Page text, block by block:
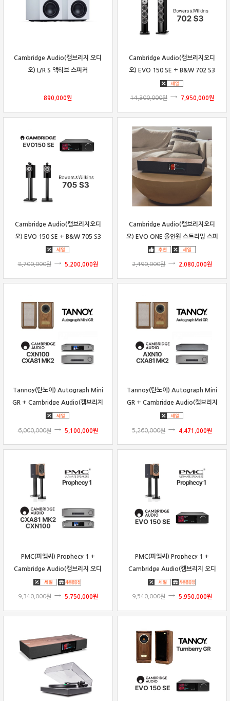
Cambridge Audio(캠브리지 오디
오) L/R S 액티브 스피커
890,000원
Cambridge Audio(캠브리지오디
오) EVO 150 SE + B&W 702 S3
패키지
14,300,000원 7,950,000원
Cambridge Audio(캠브리지오디
오) EVO 150 SE + B&W 705 S3
패키지
8,700,000원 5,200,000원
Cambridge Audio(캠브리지오디
오) EVO ONE 올인원 스트리밍 스피
커
2,490,000원 2,080,000원
Tannoy(탄노이) Autograph Mini
GR + Cambridge Audio(캠브리지
오디오) CXN100 & CXA81 MK2
6,000,000원 5,100,000원
Tannoy(탄노이) Autograph Mini
GR + Cambridge Audio(캠브리지
오디오) AXN10 & CXA81 Mk2
5,260,000원 4,471,000원
PMC(피엠씨) Prophecy 1 +
Cambridge Audio(캠브리지 오디
오) CXA81 MK2 & CXN100 패키
지
9,340,000원 5,750,000원
PMC(피엠씨) Prophecy 1 +
Cambridge Audio(캠브리지 오디
오) EVO 150 SE 패키지
9,540,000원 5,950,000원